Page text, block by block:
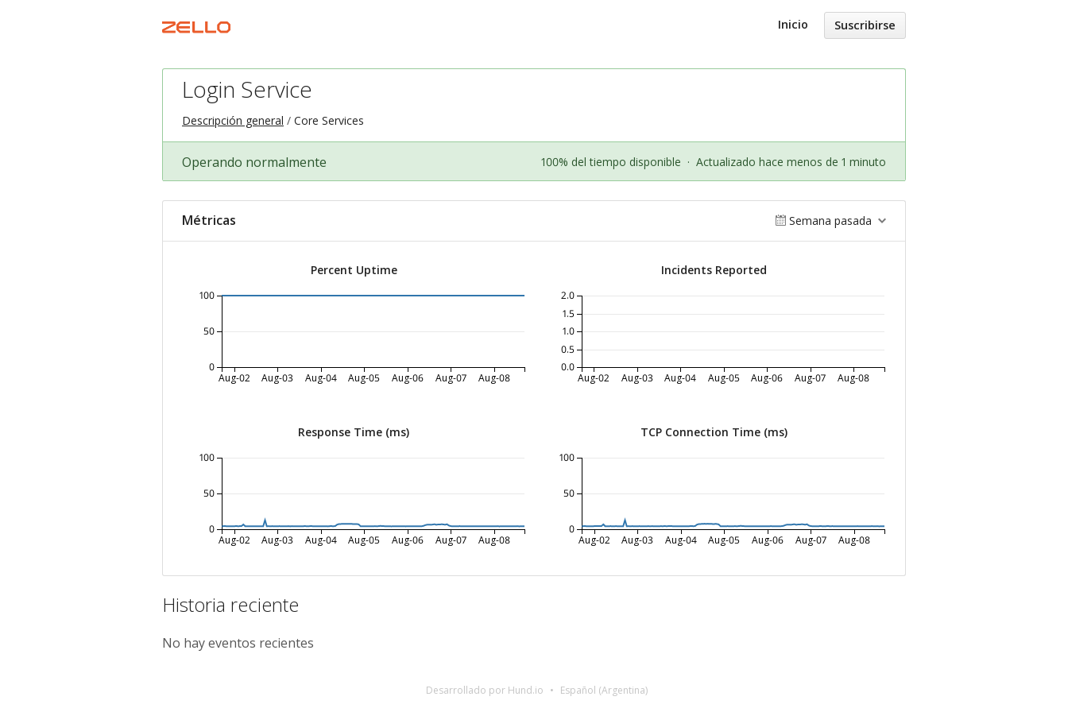
Inicio Suscribirse
Login Service
Descripción general Core Services
Operando normalmente 100% del tiempo disponible · Actualizado hace menos de 1 minuto
Métricas Semana pasada
Percent Uptime
Aug-02 Aug-03 Aug-04 Aug-05 Aug-06 Aug-07 Aug-08
0
50
100
Incidents Reported
Aug-02 Aug-03 Aug-04 Aug-05 Aug-06 Aug-07 Aug-08
0.0
0.5
1.0
1.5
2.0
Response Time (ms)
Aug-02 Aug-03 Aug-04 Aug-05 Aug-06 Aug-07 Aug-08
0
50
100
TCP Connection Time (ms)
Aug-02 Aug-03 Aug-04 Aug-05 Aug-06 Aug-07 Aug-08
0
50
100
Historia reciente
No hay eventos recientes
Desarrollado por Hund.io Español (Argentina)